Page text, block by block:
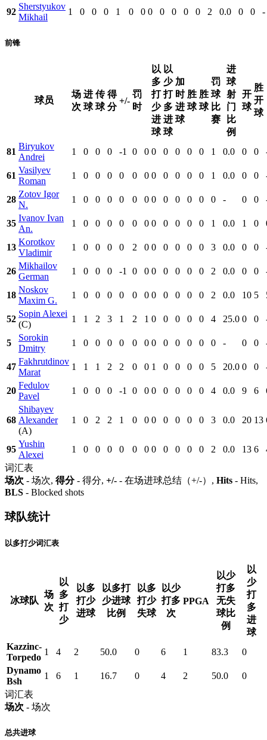
92
Sherstyukov
Mikhail
1 0 0 0 1 0 0 0 0 0 0 0 2 0.0 0 0 -
前锋
球员
场
次
进
球
传
球
得
分
+/-
罚
时
以
多
打
少
进
球
以
少
打
多
进
球
加
时
进
球
胜
球
胜
球
罚
球
比
赛
进
球
射
门
比
例
开
球
胜
开
球
81
Biryukov
Andrei
1 0 0 0 -1 0 0 0 0 0 0 0 1 0.0 0 0
61
Vasilyev
Roman
1 0 0 0 0 0 0 0 0 0 0 0 1 0.0 0 0
28
Zotov Igor
N.
1 0 0 0 0 0 0 0 0 0 0 0 0 - 0 0
35
Ivanov Ivan
An.
1 0 0 0 0 0 0 0 0 0 0 0 1 0.0 1 0
13
Korotkov
Vladimir
1 0 0 0 0 2 0 0 0 0 0 0 3 0.0 0 0
26
Mikhailov
German
1 0 0 0 -1 0 0 0 0 0 0 0 2 0.0 0 0
18
Noskov
Maxim G.
1 0 0 0 0 0 0 0 0 0 0 0 2 0.0 10 5
52
Sopin Alexei
(C)
1 1 2 3 1 2 1 0 0 0 0 0 4 25.0 0 0
5
Sorokin
Dmitry
1 0 0 0 0 0 0 0 0 0 0 0 0 - 0 0
47
Fakhrutdinov
Marat
1 1 1 2 2 0 0 1 0 0 0 0 5 20.0 0 0
20
Fedulov
Pavel
1 0 0 0 -1 0 0 0 0 0 0 0 4 0.0 9 6
68
Shibayev
Alexander
(A)
1 0 2 2 1 0 0 0 0 0 0 0 3 0.0 20 13
95
Yushin
Alexei
1 0 0 0 0 0 0 0 0 0 0 0 2 0.0 13 6
词汇表
场次 - 场次, 得分- 得分, +/- - 在场进球总结（+/-）, Hits - Hits,
BLS - Blocked shots
球队统计
以多打少词汇表
冰球队
场
次
以
多
打
少
以多
打少
进球
以多打
少进球
比例
以多
打少
失球
以少
打多
次
PPGA
以少
打多
无失
球比
例
以
少
打
多
进
球
Kazzinc-
Torpedo
1 4 2 50.0 0 6 1 83.3
0
Dynamo
Bsh
1 6 1 16.7 0 4 2 50.0
0
词汇表
场次 - 场次
总共进球